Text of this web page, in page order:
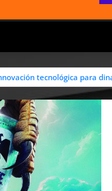
tecnológica para